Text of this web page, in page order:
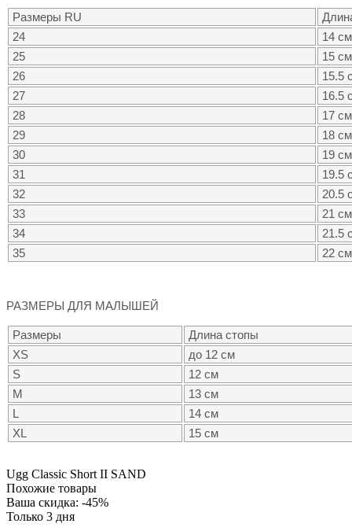
Размеры RU
24
14 см
25
15 см
26
15.5
27
16.5
28
17 см
29
18 см
30
19 см
31
19.5
32
20.5
33
21 см
34
21.5
35
22 см
РАЗМЕРЫ ДЛЯ МАЛЫШЕЙ
Размеры
Длина стопы
XS
до 12 см
S
12 см
M
13 см
L
14 см
XL
15 см
Ugg Classic Short II SAND
Похожие товары
Ваша скидка: -45%
Только 3 дня